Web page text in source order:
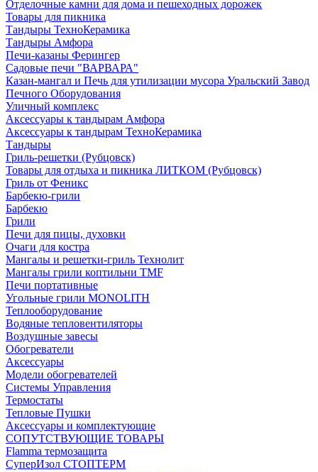
Отделочные камни для дома и пешеходных дорожек
Товары для пикника
Тандыры ТехноКерамика
Тандыры Амфора
Печи-казаны Ферингер
Садовые печи "ВАРВАРА"
Казан-мангал и Печь для утилизации мусора Уральский Завод
Печного Оборудования
Уличный комплекс
Аксессуары к тандырам Амфора
Аксессуары к тандырам ТехноКерамика
Тандыры
Гриль-решетки (Рубцовск)
Товары для отдыха и пикника ЛИТКОМ (Рубцовск)
Гриль от Феникс
Барбекю-грили
Барбекю
Грили
Печи для пицы, духовки
Очаги для костра
Мангалы и решетки-гриль Технолит
Мангалы грили коптильни TMF
Печи портативные
Угольные грили MONOLITH
Теплооборудование
Водяные тепловентиляторы
Воздушные завесы
Обогреватели
Аксессуары
Модели обогревателей
Системы Управления
Термостаты
Тепловые Пушки
Аксессуары и комплектующие
СОПУТСТВУЮЩИЕ ТОВАРЫ
Flamma термозащита
СуперИзол СТОПТЕРМ